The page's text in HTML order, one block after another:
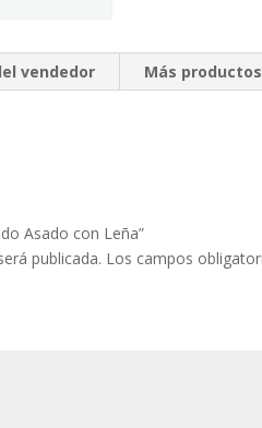
vendedor Más productos
Asado con Leña”
publicada. Los campos